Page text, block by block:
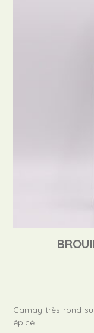
Gamay très rond
épicé